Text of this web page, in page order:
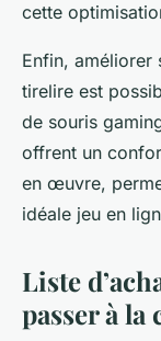
cette
Enfin, améliorer
tirelire est
de souris
offrent un
en œuvre,
idéale jeu en
Liste
passer à la